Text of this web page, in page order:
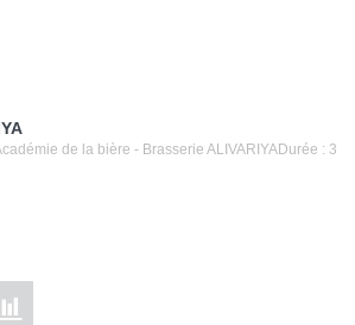
de la bière - Brasserie ALIVARIYADurée : 3